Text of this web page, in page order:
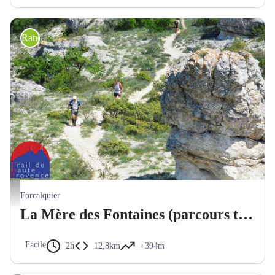
Trail Mère des Fontaines - Espace Trail Forcalquier Lure - Akuna Matata
Randonnée trail
Forcalquier
La Mère des Fontaines (parcours trail n°4)
Facile 2h 12,8km +394m